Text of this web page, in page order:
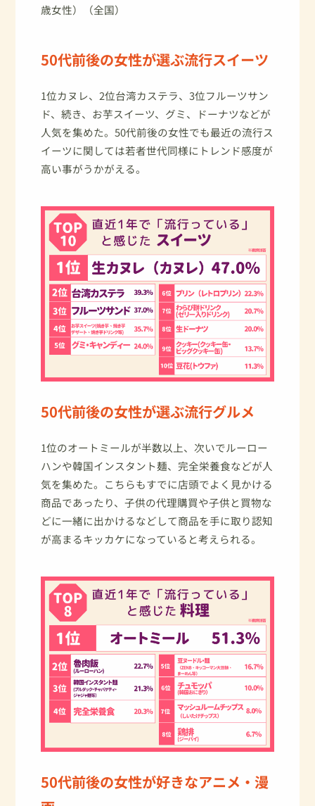
歳女性）（全国）
50代前後の女性が選ぶ流行スイーツ
1位カヌレ、2位台湾カステラ、3位フルーツサン
ド、続き、お芋スイーツ、グミ、ドーナツなどが
人気を集めた。50代前後の女性でも最近の流行ス
イーツに関しては若者世代同様にトレンド感度が
高い事がうかがえる。
50代前後の女性が選ぶ流行グルメ
1位のオートミールが半数以上、次いでルーロー
ハンや韓国インスタント麺、完全栄養食などが人
気を集めた。こちらもすでに店頭でよく見かける
商品であったり、子供の代理購買や子供と買物な
どに一緒に出かけるなどして商品を手に取り認知
が高まるキッカケになっていると考えられる。
50代前後の女性が好きなアニメ・漫